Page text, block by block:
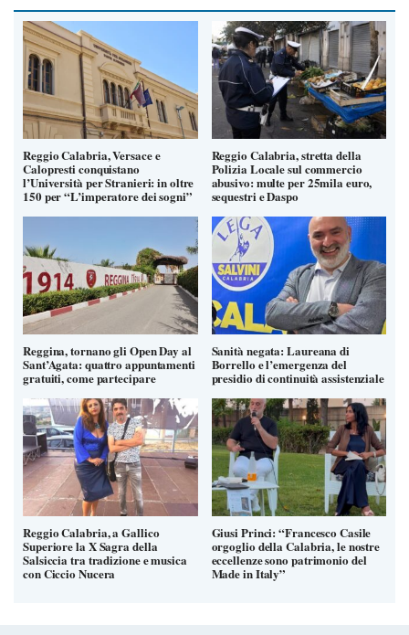
Reggio Calabria, Versace e
Calopresti conquistano
l’Università per Stranieri: in oltre
150 per “L’imperatore dei sogni”
Reggio Calabria, stretta della
Polizia Locale sul commercio
abusivo: multe per 25mila euro,
sequestri e Daspo
Reggina, tornano gli Open Day al
Sant’Agata: quattro appuntamenti
gratuiti, come partecipare
Sanità negata: Laureana di
Borrello e l’emergenza del
presidio di continuità assistenziale
Reggio Calabria, a Gallico
Superiore la X Sagra della
Salsiccia tra tradizione e musica
con Ciccio Nucera
Giusi Princi: “Francesco Casile
orgoglio della Calabria, le nostre
eccellenze sono patrimonio del
Made in Italy”